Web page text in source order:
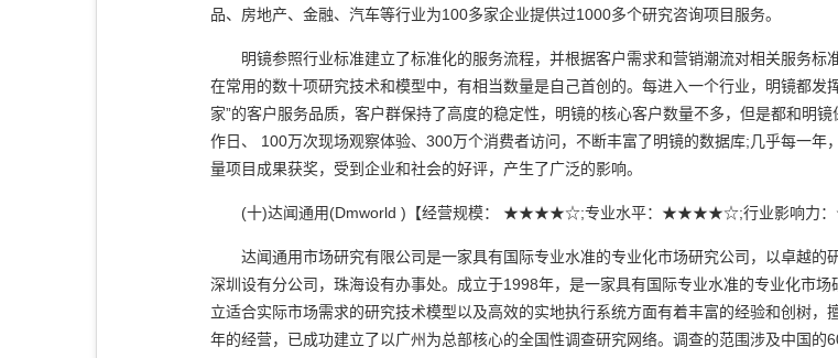
品、房地产、金融、汽车等行业为100多家企业提供过1000多个研究咨询项目服务。
明镜参照行业标准建立了标准化的服务流程，并根据客户需求和营销潮流对相关服务标
在常用的数十项研究技术和模型中，有相当数量是自己首创的。每进入一个行业，明镜都
家”的客户服务品质，客户群保持了高度的稳定性，明镜的核心客户数量不多，但是都和明
作日、 100万次现场观察体验、300万个消费者访问，不断丰富了明镜的数据库;几乎每一
量项目成果获奖，受到企业和社会的好评，产生了广泛的影响。
(十)达闻通用(Dmworld )【经营规模： ★★★★☆;专业水平：★★★★☆;行业影响力
达闻通用市场研究有限公司是一家具有国际专业水准的专业化市场研究公司，以卓越的
深圳设有分公司，珠海设有办事处。成立于1998年，是一家具有国际专业水准的专业化市
立适合实际市场需求的研究技术模型以及高效的实地执行系统方面有着丰富的经验和创树
年的经营，已成功建立了以广州为总部核心的全国性调查研究网络。调查的范围涉及中国